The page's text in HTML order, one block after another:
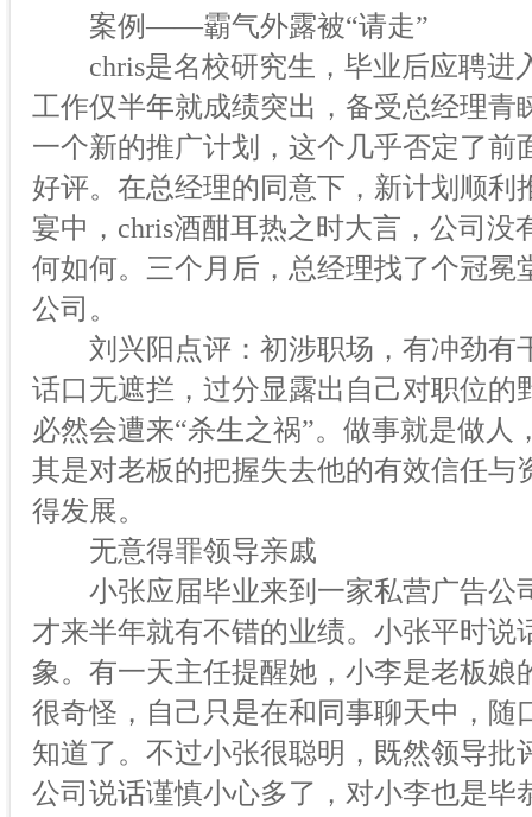
案例——霸气外露被“请走”
chris是名校研究生，毕业后应聘进
工作仅半年就成绩突出，备受总经理
一个新的推广计划，这个几乎否定了
好评。在总经理的同意下，新计划顺
宴中，chris酒酣耳热之时大言，公司
何如何。三个月后，总经理找了个冠冕
公司。
刘兴阳点评：初涉职场，有冲劲有
话口无遮拦，过分显露出自己对职位
必然会遭来“杀生之祸”。做事就是做
其是对老板的把握失去他的有效信任
得发展。
无意得罪领导亲戚
小张应届毕业来到一家私营广告公
才来半年就有不错的业绩。小张平时
象。有一天主任提醒她，小李是老板
很奇怪，自己只是在和同事聊天中，
知道了。不过小张很聪明，既然领导
公司说话谨慎小心多了，对小李也是毕